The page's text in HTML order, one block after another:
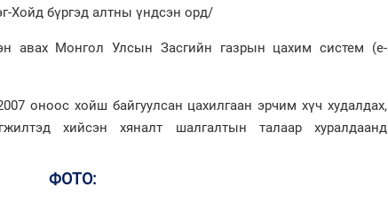
Хойд бүргэд алтны үндсэн орд/
авах Монгол Улсын Засгийн газрын цахим систем (e-
оноос хойш байгуулсан цахилгаан эрчим хүч худалдах,
хийсэн хяналт шалгалтын талаар хуралдаанд
ФОТО: